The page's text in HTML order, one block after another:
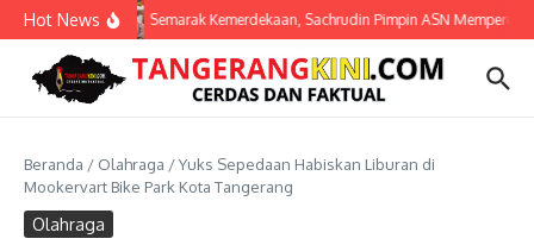
Lewati ke konten
Hot News Semarak Kemerdekaan, Sachrudin Pimpin ASN
Beranda / Olahraga /Yuks Sepedaan Habiskan Liburan di
Mookervart Bike Park Kota Tangerang
Olahraga